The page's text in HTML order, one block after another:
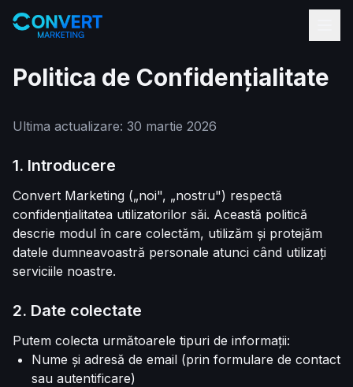
Politica de Confidențialitate
Ultima actualizare: 30 martie 2026
1. Introducere
Convert Marketing („noi", „nostru") respectă
confidențialitatea utilizatorilor săi. Această politică
descrie modul în care colectăm, utilizăm și protejăm
datele dumneavoastră personale atunci când utilizați
serviciile noastre.
2. Date colectate
Putem colecta următoarele tipuri de informații:
Nume și adresă de email (prin formulare de contact
sau autentificare)